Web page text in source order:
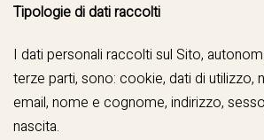
Tipologie di dati raccolti
I dati personali raccolti sul Sito,
terze parti, sono: cookie, dati di utilizzo,
email, nome e cognome, indirizzo,
nascita.